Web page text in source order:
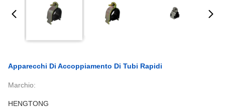
Apparecchi Di Accoppiamento Di Tubi Rapidi
Marchio:
HENGTONG